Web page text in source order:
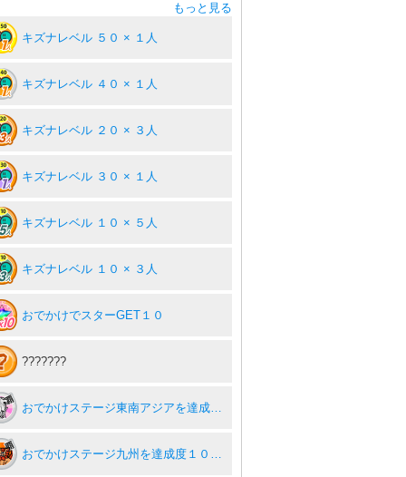
もっと見る
キズナレベル ５０ × １人
キズナレベル ４０ × １人
キズナレベル ２０ × ３人
キズナレベル ３０ × １人
キズナレベル １０ × ５人
キズナレベル １０ × ３人
おでかけでスターGET１０
???????
おでかけステージ東南アジアを達成度１００％
おでかけステージ九州を達成度１００％